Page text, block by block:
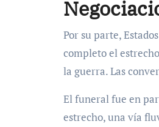
Por su parte,
completo el
la guerra. Las
El funeral fue en
estrecho, una vía